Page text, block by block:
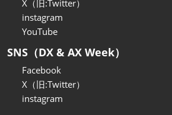
X（旧:Twitter）
instagram
YouTube
SNS（DX & AX Week）
Facebook
X（旧:Twitter）
instagram